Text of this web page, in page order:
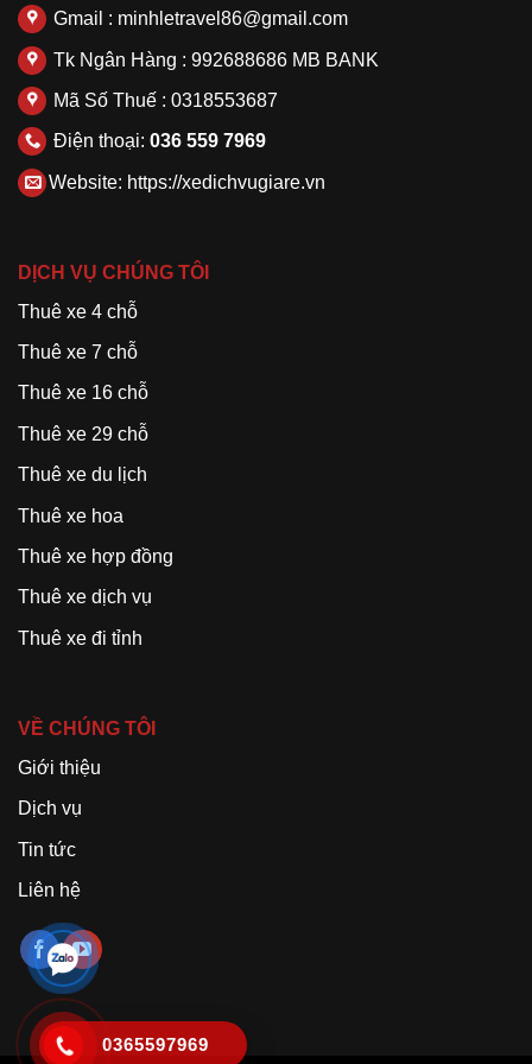
Gmail : minhletravel86@gmail.com
Tk Ngân Hàng : 992688686 MB BANK
Mã Số Thuế : 0318553687
Điện thoại: 036 559 7969
Website: https://xedichvugiare.vn
DỊCH VỤ CHÚNG TÔI
Thuê xe 4 chỗ
Thuê xe 7 chỗ
Thuê xe 16 chỗ
Thuê xe 29 chỗ
Thuê xe du lịch
Thuê xe hoa
Thuê xe hợp đồng
Thuê xe dịch vụ
Thuê xe đi tỉnh
VỀ CHÚNG TÔI
Giới thiệu
Dịch vụ
Tin tức
Liên hệ
0365597969